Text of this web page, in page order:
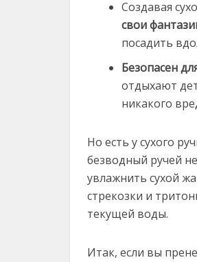
Создавая
свои
посадить
Безопасен
отдыхают
никакого
Но есть у сухого
безводный ручей
увлажнить сухой
стрекозки и
текущей воды.
Итак, если вы